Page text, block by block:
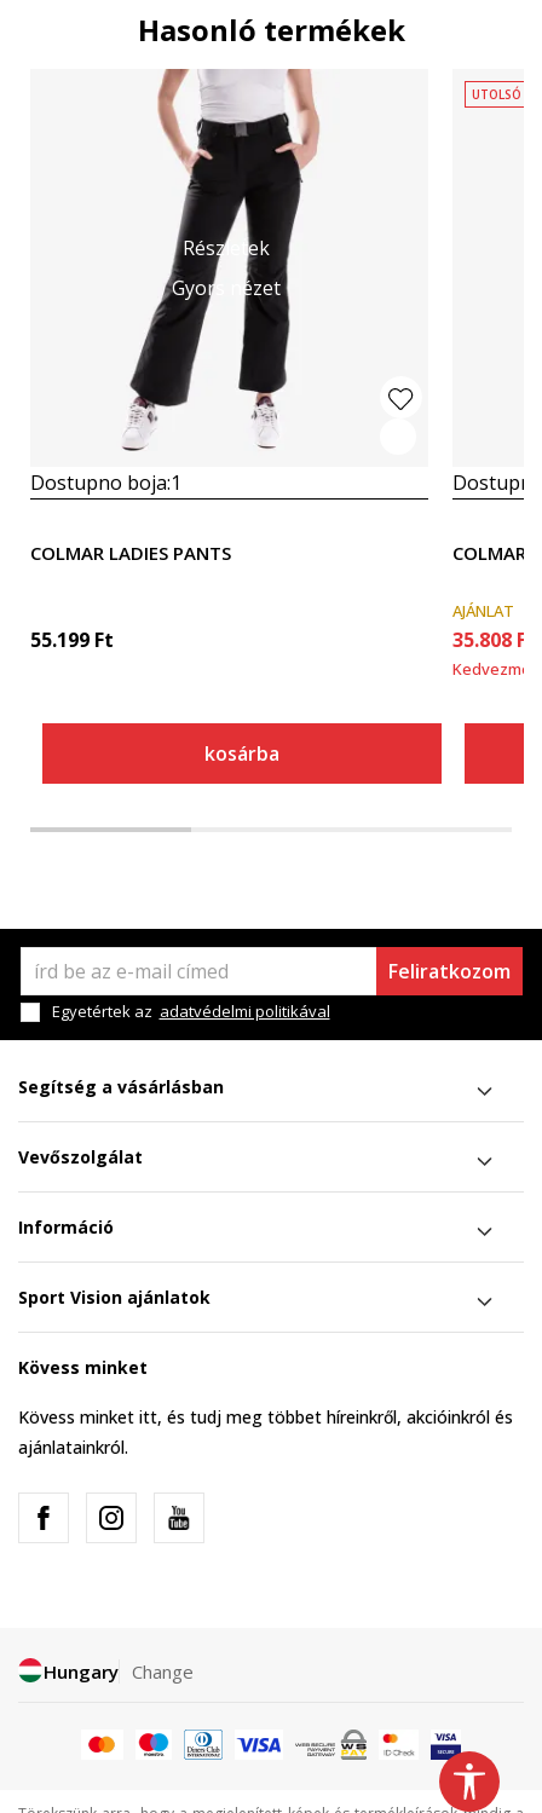
Hasonló termékek
Részletek
Gyors nézet
Dostupno boja:1
COLMAR LADIES PANTS
55.199 Ft
kosárba
UTOLSÓ
COLMAR
AJÁNLAT
35.808 Ft
Feliratkozom
Egyetértek az adatvédelmi politikával
Segítség a vásárlásban
Vevőszolgálat
Információ
Sport Vision ajánlatok
Kövess minket
Kövess minket itt, és tudj meg többet híreinkről, akcióinkról és
ajánlatainkról.
Hungary Change